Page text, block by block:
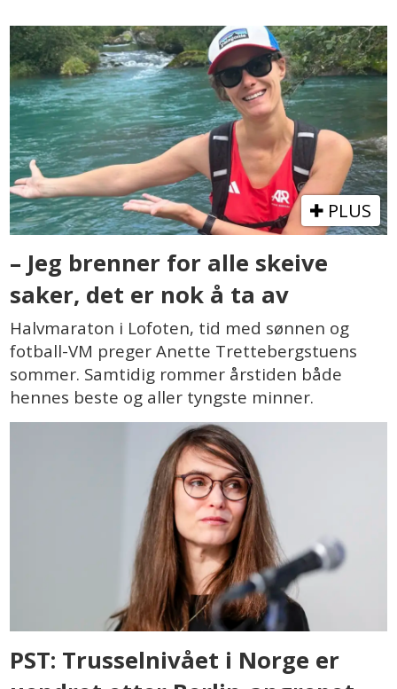
PLUS
– Jeg brenner for alle skeive
saker, det er nok å ta av
Halvmaraton i Lofoten, tid med sønnen og
fotball-VM preger Anette Trettebergstuens
sommer. Samtidig rommer årstiden både
hennes beste og aller tyngste minner.
PST: Trusselnivået i Norge er